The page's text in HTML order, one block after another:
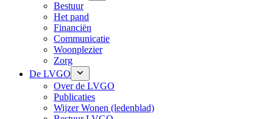
Bestuur
Het pand
Financiën
Communicatie
Woonplezier
Zorg
De LVGO
Over de LVGO
Publicaties
Wijzer Wonen (ledenblad)